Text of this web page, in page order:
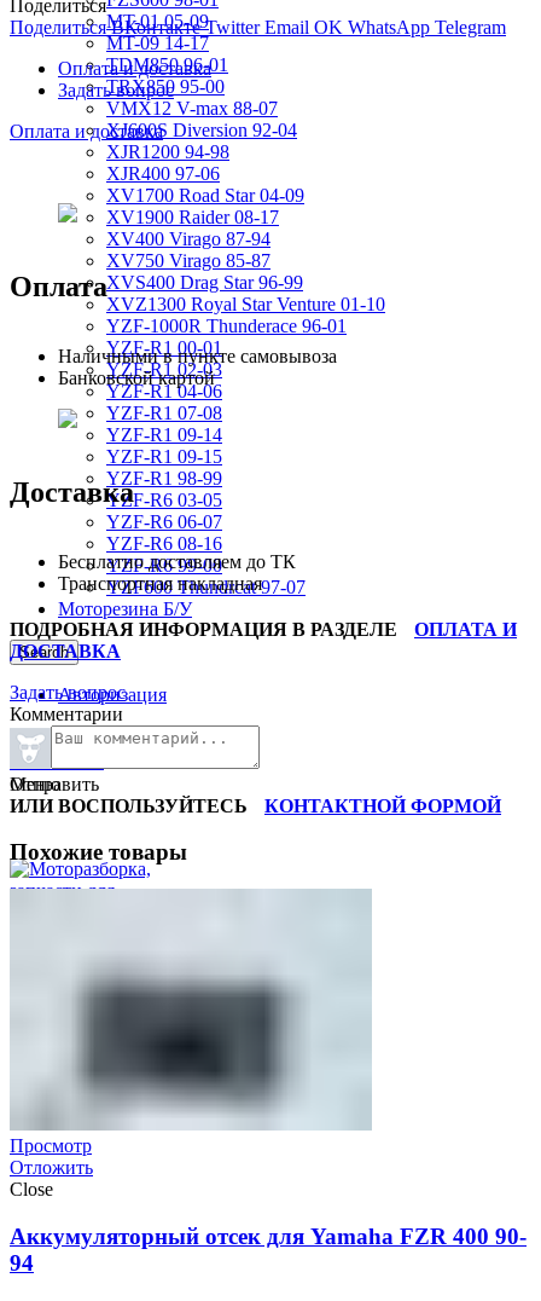
MT-01 05-09
MT-09 14-17
TDM850 96-01
TRX850 95-00
VMX12 V-max 88-07
XJ600S Diversion 92-04
XJR1200 94-98
XJR400 97-06
XV1700 Road Star 04-09
XV1900 Raider 08-17
XV400 Virago 87-94
XV750 Virago 85-87
XVS400 Drag Star 96-99
XVZ1300 Royal Star Venture 01-10
YZF-1000R Thunderace 96-01
YZF-R1 00-01
YZF-R1 02-03
YZF-R1 04-06
YZF-R1 07-08
YZF-R1 09-14
YZF-R1 09-15
YZF-R1 98-99
YZF-R6 03-05
YZF-R6 06-07
YZF-R6 08-16
YZF-R6 99-00
YZF600 Thundrcat 97-07
Моторезина Б/У
Search
Авторизация
0Отложить
0items
Меню
Поделиться
Поделиться ВКонтакте Twitter Email OK WhatsApp Telegram
Оплата и доставка
Задать вопрос
Оплата и доставка
Оплата
Наличными в пункте самовывоза
Банковской картой
Доставка
Бесплатно доставляем до ТК
Транспортная накладная
ПОДРОБНАЯ ИНФОРМАЦИЯ В РАЗДЕЛЕ
ОПЛАТА И
ДОСТАВКА
Задать вопрос
Комментарии
Отправить
ИЛИ ВОСПОЛЬЗУЙТЕСЬ
КОНТАКТНОЙ ФОРМОЙ
Похожие товары
Просмотр
Отложить
Close
Аккумуляторный отсек для Yamaha FZR 400 90-
94